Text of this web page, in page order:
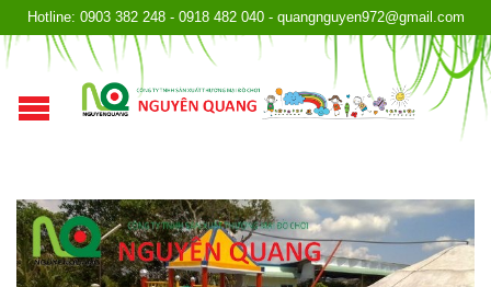
Hotline: 0903 382 248 - 0918 482 040 - quangnguyen972@gmail.com